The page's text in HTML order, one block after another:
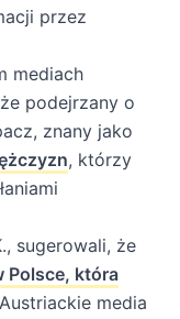
przez
mediach
podejrzany o
znany jako
, którzy
sugerowali, że
Polsce, która
media